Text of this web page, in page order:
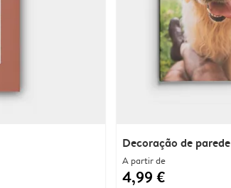
Decoração de parede
A partir de
4,99 €